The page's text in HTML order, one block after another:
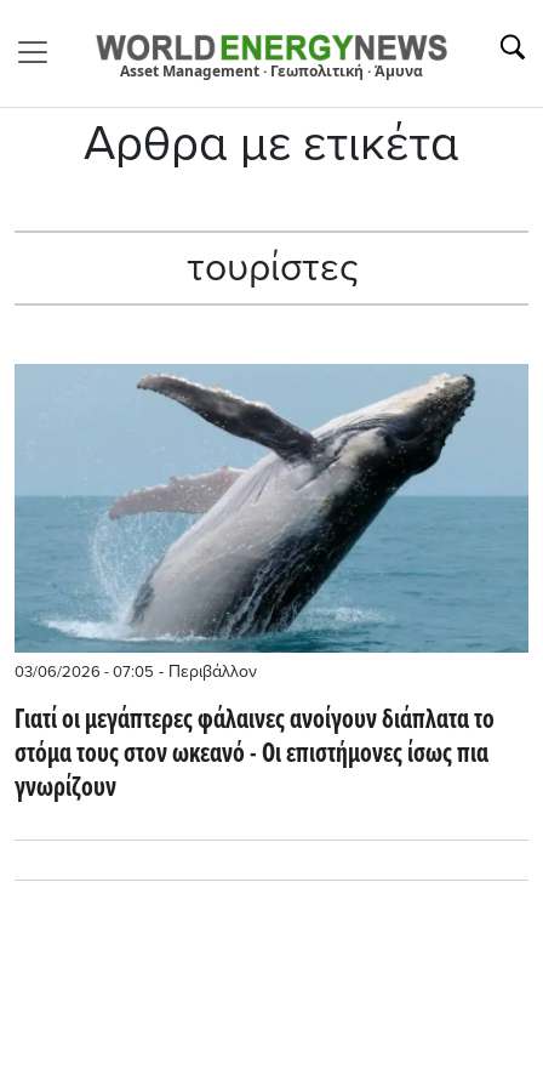
Asset Management · Γεωπολιτική · Άμυνα
Αρθρα με ετικέτα
τουρίστες
03/06/2026 - 07:05 - Περιβάλλον
Γιατί οι μεγάπτερες φάλαινες ανοίγουν διάπλατα το
στόμα τους στον ωκεανό - Οι επιστήμονες ίσως πια
γνωρίζουν